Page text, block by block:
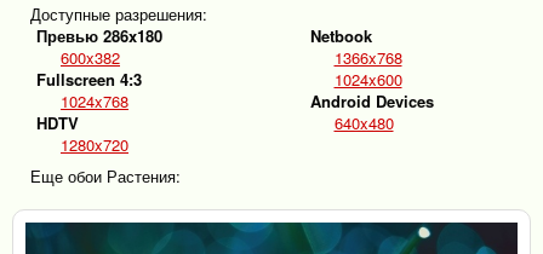
Доступные разрешения:
Превью 286x180
600x382
Fullscreen 4:3
1024x768
HDTV
1280x720
Netbook
1366x768
1024x600
Android Devices
640x480
Еще обои Растения: